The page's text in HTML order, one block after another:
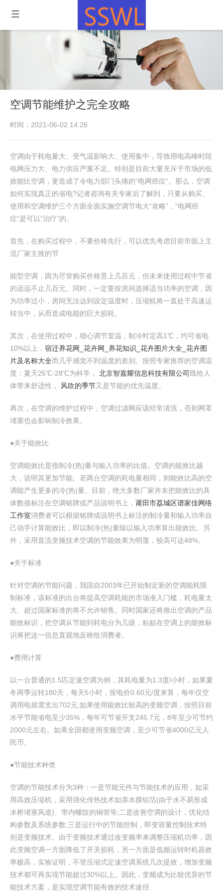
空调节能维护之完全攻略
时间：2021-06-02 14:26
空调由于耗电量大、受气温影响大、使用集中，导致用电高峰时段
电网压力大、电力供应严重不足。特别是目前大量充斥于市场的低
效能比空调，更造成了令电力部门头痛的“电网癌症”。那么，空调
如何实现真正的省电?记者咨询有关专家后了解到，只要从购买、
使用和空调维护三个方面全面实施空调节电大“攻略”，“电网癌
症”是可以“治疗”的。
首先，在购买过程中，不要价格先行，可以优先考虑目前市面上主
流厂家主推的节
能型空调，因为尽管购买价格贵上几百元，但未来使用过程中节省
的远远不止几百元。同时，一定要按房间选择适当功率的空调，因
为功率过小，房间无法达到设定温度时，压缩机将一直处于高速运
转当中，从而造成电能的巨大损耗。
其次，在使用过程中，细心调节室温，制冷时定高1℃，均可省电
10%以上， 宿迁养花网_花卉网_养花知识_花卉图片大全_花卉图
片及名称大全而几乎感觉不到温度的差别。按照专家推荐的空调温
度：夏天25℃-28℃为科学， 北京智嘉耀信息科技有限公司 既给人
体带来舒适性，
风吹的季节又是节能的优先温度。
再次，在空调的维护过程中，空调过滤网应该经常清洗，否则网罩
堵塞也会影响制冷效果。
●关于能效比
空调能效比是指制冷(热)量与输入功率的比值。空调的能效比越
大，说明其更加节能。若两台空调的耗电量相同，则能效比高的空
调能产生更多的冷(热)量。目前，绝大多数厂家并未把能效比的具
体数值标注在空调铭牌或产品说明书上， 莆田市荔城区谱家佳网络
工作室消费者可以根据铭牌或说明书上标注的制冷量和输入功率自
己动手计算能效比，即以制冷(热)量除以输入功率算出能效比。另
外，采用直流变频技术空调的节能效果为明显，较高可达48%。
●关于标准
针对空调的节能问题，我国自2003年已开始制定新的空调能耗限
制标准，该标准的出台将提高空调耗能的市场准入门槛，耗电量太
大、超过国家标准的将不允许销售。同时国家还将推出空调的产品
能效标识，把空调从节能到耗电分为几级，粘贴在空调上的能效标
识将把这一信息直观地反映给消费者。
●费用计算
以一台普通的1.5匹定速空调为例，其耗电量为1.3度/小时，如果夏
冬两季运转180天，每天5小时，按电价0.60元/度来算，每年仅空
调用电就需支出702元;如果使用能效比较高的变频空调，按照目前
水平节能省电至少35%，每年可节省开支245.7元，8年至少可节约
2000元左右。如果全国都使用变频空调，至少可节省4000亿元人
民币。
●节能技术种类
空调的节能技术分为3种：一是节能元件与节能技术的应用，如采
用高效压缩机，采用强化传热技术如亲水膜铝箔(由于水不易形成
水桥堵塞风道)、带内螺纹的铜管等;二是改善空调的设计，优化结
构参数及系统参数;三是运行中的节能控制，即变容量控制技术特
别是变频技术。由于变频技术通过改变频率来调整压缩机功率，因
此变频空调一方面降低了开关损耗，另一方面是低频运转时机器效
率极高，实验证明，不管压缩式定速空调系统几次提效，增加变频
技术都可再实现节能超过30%以上。因此，变频成为比较优异的节
能技术方案，是实现空调节能有效的技术途径